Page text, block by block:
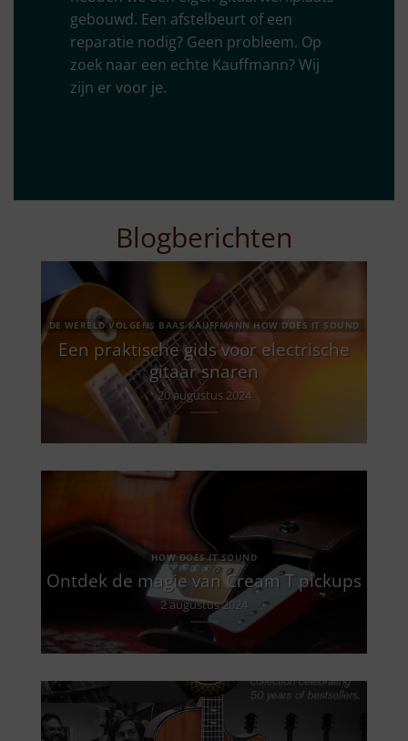
gebouwd. Een afstelbeurt of een
reparatie nodig? Geen probleem. Op
zoek naar een echte Kauffmann? Wij
zijn er voor je.
Blogberichten
DE WERELD VOLGENS BAAS KAUFFMANN HOW DOES IT SOUND
Een praktische gids voor electrische
gitaar snaren
20 augustus 2024
HOW DOES IT SOUND
Ontdek de magie van Cream T pickups
2 augustus 2024